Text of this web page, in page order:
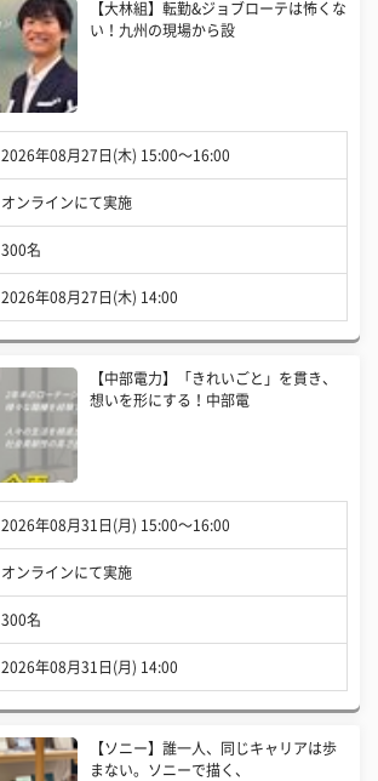
【大林組】転勤&ジョブローテは怖くな
い！九州の現場から設
2026年08月27日(木) 15:00〜16:00
オンラインにて実施
300名
2026年08月27日(木) 14:00
【中部電力】「きれいごと」を貫き、
想いを形にする！中部電
2026年08月31日(月) 15:00〜16:00
オンラインにて実施
300名
2026年08月31日(月) 14:00
【ソニー】誰一人、同じキャリアは歩
まない。ソニーで描く、